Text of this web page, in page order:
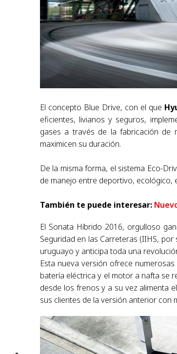
El concepto Blue Drive, con el que
eficientes, livianos y seguros,
gases a través de la fabricación de
maximicen su duración.
De la misma forma, el sistema Eco-
de manejo entre deportivo, ecológico,
También te puede interesar:
El Sonata Híbrido 2016, orgulloso
Seguridad en las Carreteras (IIHS,
uruguayo y anticipa toda una
Esta nueva versión ofrece
batería eléctrica y el motor a nafta se
desde los frenos y a su vez alimenta
sus clientes de la versión anterior con